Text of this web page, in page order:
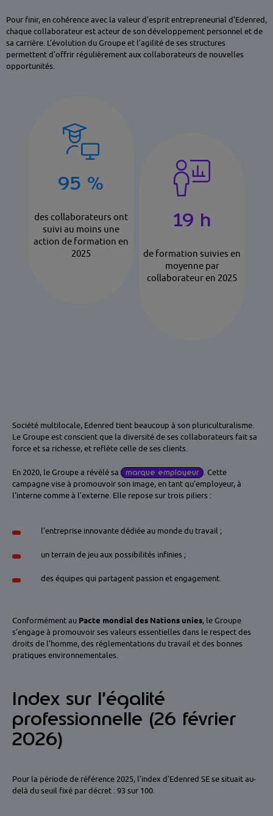
Pour finir, en cohérence avec la valeur d'esprit entrepreneurial d’Edenred,
chaque collaborateur est acteur de son développement personnel et de
sa carrière. L’évolution du Groupe et l’agilité de ses structures
permettent d’offrir régulièrement aux collaborateurs de nouvelles
opportunités.
95 %
des collaborateurs ont
suivi au moins une
action de formation en
2025
19 h
de formation suivies en
moyenne par
collaborateur en 2025
Société multilocale, Edenred tient beaucoup à son pluriculturalisme.
Le Groupe est conscient que la diversité de ses collaborateurs fait sa
force et sa richesse, et reflète celle de ses clients.
En 2020, le Groupe a révélé sa marque employeur
. Cette
campagne vise à promouvoir son image, en tant qu’employeur, à
l’interne comme à l’externe. Elle repose sur trois piliers :
l’entreprise innovante dédiée au monde du travail ;
un terrain de jeu aux possibilités infinies ;
des équipes qui partagent passion et engagement.
Conformément au Pacte mondial des Nations unies, le Groupe
s’engage à promouvoir ses valeurs essentielles dans le respect des
droits de l’homme, des réglementations du travail et des bonnes
pratiques environnementales.
Index sur l’égalité
professionnelle (26 février
2026)
Pour la période de référence 2025, l’index d’Edenred SE se situait au-
delà du seuil fixé par décret : 93 sur 100.